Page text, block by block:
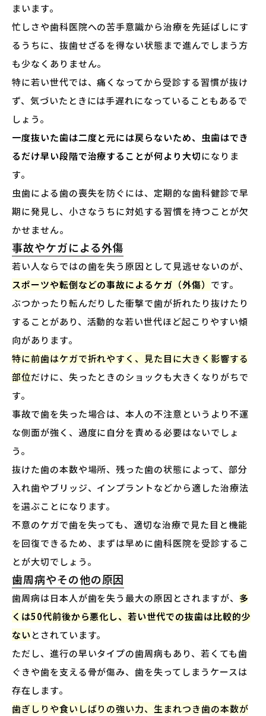
まいます。
忙しさや歯科医院への苦手意識から治療を先延ばしにす
るうちに、抜歯せざるを得ない状態まで進んでしまう方
も少なくありません。
特に若い世代では、痛くなってから受診する習慣が抜け
ず、気づいたときには手遅れになっていることもあるで
しょう。
一度抜いた歯は二度と元には戻らないため、虫歯はでき
るだけ早い段階で治療することが何より大切になりま
す。
虫歯による歯の喪失を防ぐには、定期的な歯科健診で早
期に発見し、小さなうちに対処する習慣を持つことが欠
かせません。
事故やケガによる外傷
若い人ならではの歯を失う原因として見逃せないのが、
スポーツや転倒などの事故によるケガ（外傷） です。
ぶつかったり転んだりした衝撃で歯が折れたり抜けたり
することがあり、活動的な若い世代ほど起こりやすい傾
向があります。
特に前歯はケガで折れやすく、見た目に大きく影響する
部位だけに、失ったときのショックも大きくなりがちで
す。
事故で歯を失った場合は、本人の不注意というより不運
な側面が強く、過度に自分を責める必要はないでしょ
う。
抜けた歯の本数や場所、残った歯の状態によって、部分
入れ歯やブリッジ、インプラントなどから適した治療法
を選ぶことになります。
不意のケガで歯を失っても、適切な治療で見た目と機能
を回復できるため、まずは早めに歯科医院を受診するこ
とが大切でしょう。
歯周病やその他の原因
歯周病は日本人が歯を失う最大の原因とされますが、 多
くは50代前後から悪化し、若い世代での抜歯は比較的少
ないとされています。
ただし、進行の早いタイプの歯周病もあり、若くても歯
ぐきや歯を支える骨が傷み、歯を失ってしまうケースは
存在します。
歯ぎしりや食いしばりの強い力、生まれつき歯の本数が